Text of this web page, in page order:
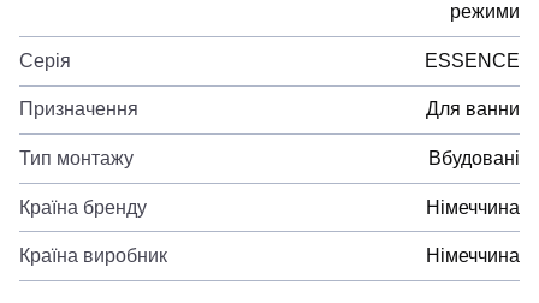
режими
Серія ESSENCE
Призначення Для ванни
Тип монтажу Вбудовані
Країна бренду Німеччина
Країна виробник Німеччина